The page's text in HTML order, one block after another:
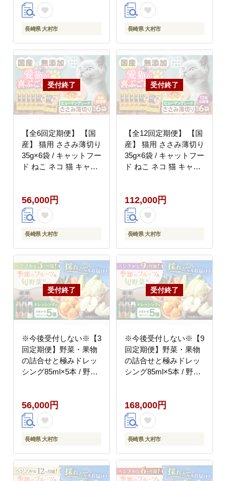
[ACAM042]
長崎県 大村市 長崎県 大村市
【全6回定期便】 【国
産】 猫用 ささみ薄切り
35g×6袋 / キャットフー
ド ねこ ネコ 猫 キャッ
ート [ACAM059]
56,000円
長崎県 大村市
【全12回定期便】 【国
産】 猫用 ささみ薄切り
35g×6袋 / キャットフー
ド ねこ ネコ 猫 キャッ
ート [ACAM060]
112,000円
長崎県 大村市
※今後受付しない※【3
回定期便】野菜・果物
の詰合せと極みドレッ
シング85ml×5本 / 野菜
ッシング / 大村市 / お
おむら夢ファームシュ
シュ [ACAA218]
56,000円
長崎県 大村市
※今後受付しない※【9
回定期便】野菜・果物
の詰合せと極みドレッ
シング85ml×5本 / 野菜
ッシング / 大村市 / お
おむら夢ファームシュ
シュ [ACAA220]
168,000円
長崎県 大村市